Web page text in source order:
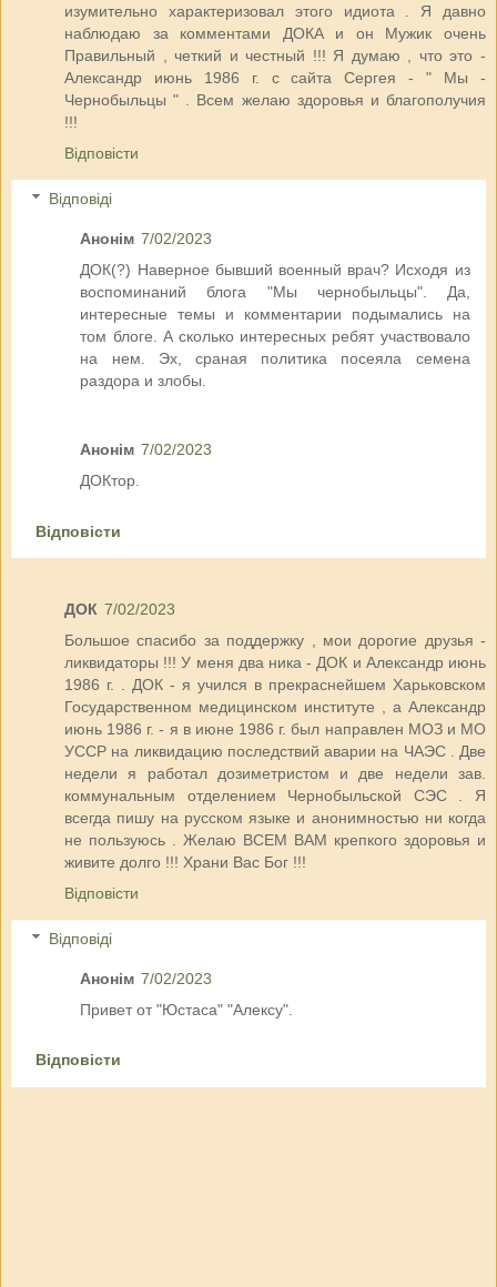
изумительно характеризовал этого идиота . Я давно
наблюдаю за комментами ДОКА и он Мужик очень
Правильный , четкий и честный !!! Я думаю , что это -
Александр июнь 1986 г. с сайта Сергея - " Мы -
Чернобыльцы " . Всем желаю здоровья и благополучия
!!!
Відповісти
Відповіді
Анонім 7/02/2023
ДОК(?) Наверное бывший военный врач? Исходя из
воспоминаний блога "Мы чернобыльцы". Да,
интересные темы и комментарии подымались на
том блоге. А сколько интересных ребят участвовало
на нем. Эх, сраная политика посеяла семена
раздора и злобы.
Анонім 7/02/2023
ДОКтор.
Відповісти
ДОК 7/02/2023
Большое спасибо за поддержку , мои дорогие друзья -
ликвидаторы !!! У меня два ника - ДОК и Александр июнь
1986 г. . ДОК - я учился в прекраснейшем Харьковском
Государственном медицинском институте , а Александр
июнь 1986 г. - я в июне 1986 г. был направлен МОЗ и МО
УССР на ликвидацию последствий аварии на ЧАЭС . Две
недели я работал дозиметристом и две недели зав.
коммунальным отделением Чернобыльской СЭС . Я
всегда пишу на русском языке и анонимностью ни когда
не пользуюсь . Желаю ВСЕМ ВАМ крепкого здоровья и
живите долго !!! Храни Вас Бог !!!
Відповісти
Відповіді
Анонім 7/02/2023
Привет от "Юстаса" "Алексу".
Відповісти